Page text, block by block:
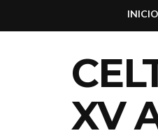
INICIO
XV